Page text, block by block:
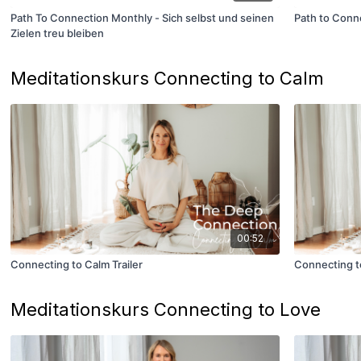
Path To Connection Monthly - Sich selbst und seinen
Zielen treu bleiben
Path to
Meditationskurs Connecting to Calm
00:52
Connecting to Calm Trailer Connecting
Meditationskurs Connecting to Love